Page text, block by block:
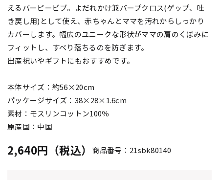
えるバーピービブ。よだれかけ兼バープクロス(ゲップ、吐
き戻し用)として使え、赤ちゃんとママを汚れからしっかり
カバーします。幅広のユニークな形状がママの肩のくぼみに
フィットし、すべり落ちるのを防ぎます。
出産祝いやギフトにもおすすめです。
本体サイズ：約56×20cm
パッケージサイズ：38×28×1.6cm
素材：モスリンコットン100％
原産国：中国
2,640円（税込） 商品番号：21sbk80140